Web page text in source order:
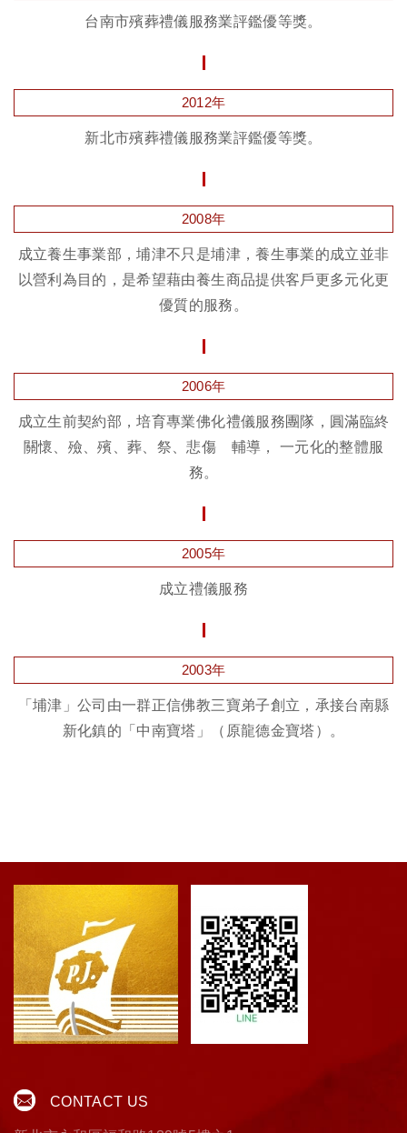
台南市殯葬禮儀服務業評鑑優等獎。
2012年
新北市殯葬禮儀服務業評鑑優等獎。
2008年
成立養生事業部，埔津不只是埔津，養生事業的成立並非
以營利為目的，是希望藉由養生商品提供客戶更多元化更
優質的服務。
2006年
成立生前契約部，培育專業佛化禮儀服務團隊，圓滿臨終
關懷、殮、殯、葬、祭、悲傷 輔導， 一元化的整體服
務。
2005年
成立禮儀服務
2003年
「埔津」公司由一群正信佛教三寶弟子創立，承接台南縣
新化鎮的「中南寶塔」（原龍德金寶塔）。
CONTACT US